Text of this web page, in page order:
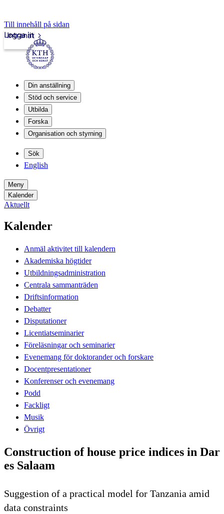
Till innehåll på sidan
Intranät
Logga in
Din anställning
Stöd och service
Utbilda
Forska
Organisation och styrning
Sök
English
Meny
Kalender
Aktuellt
Kalender
Anmäl aktivitet till kalendern
Akademiska högtider
Utbildningsadministration
Centrala sammanträden
Driftsinformation
Debatter
Disputationer
Licentiatseminarier
Föreläsningar och seminarier
Evenemang för doktorander och forskare
Docentpresentationer
Konferenser och evenemang
Podd
Fackligt
Musik
Övrigt
Construction of house price indices in Dar
es Salaam
Suggestion of a practical model for Tanzania amid
data constraints